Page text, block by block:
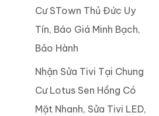
Cư STown Thủ Đức Uy
Tín, Báo Giá Minh Bạch,
Bảo Hành
Nhận Sửa Tivi Tại Chung
Cư Lotus Sen Hồng Có
Mặt Nhanh, Sửa Tivi LED,